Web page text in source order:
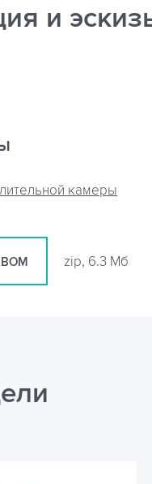
и
камеры
zip, 6.3 Мб